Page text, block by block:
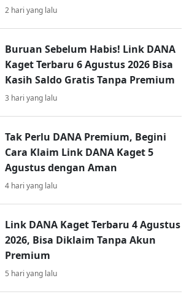
2 hari yang lalu
Buruan Sebelum Habis! Link DANA
Kaget Terbaru 6 Agustus 2026 Bisa
Kasih Saldo Gratis Tanpa Premium
3 hari yang lalu
Tak Perlu DANA Premium, Begini
Cara Klaim Link DANA Kaget 5
Agustus dengan Aman
4 hari yang lalu
Link DANA Kaget Terbaru 4 Agustus
2026, Bisa Diklaim Tanpa Akun
Premium
5 hari yang lalu